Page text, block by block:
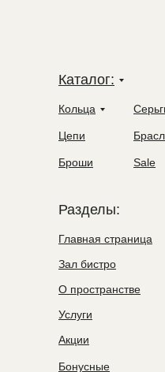
Каталог:
Кольца
Разделы:
Цепи
Броши Sale
Главная страница
Зал бистро
О пространстве
Услуги
Акции
Бонусные